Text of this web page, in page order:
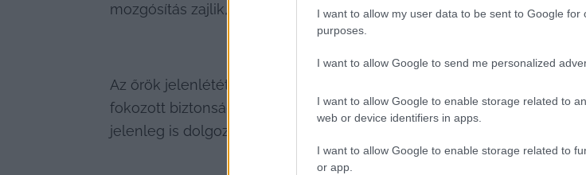
I want to allow my user data to be sent to Google for
purposes.
I want to allow Google to send me personalized
I want to allow Google to enable storage related to
web or device identifiers in apps.
I want to allow Google to enable storage related to
or app.
mozgósítás zajlik, és meggyőződésük, hogy a Fidesz „hatalmas
Az őrök jelenlétét azzal indokolta, hogy a Tisza Párt szimpatizánsai
fokozott biztonság. Hozzátette, hogy több Tisza Párthoz köthető
jelenleg is dolgoznak azon, hogy feltárják az általuk feltételezett